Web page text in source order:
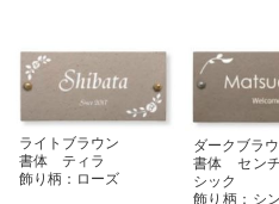
ライトブラウン
書体 ティラ
飾り柄：ローズ
ダークブラ
書体 セン
シック
飾り柄：シ